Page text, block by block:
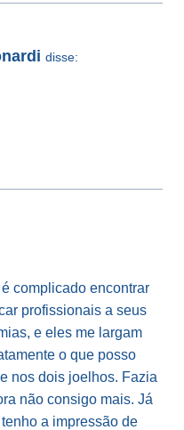
disse:
complicado encontrar
profissionais a seus
e eles me largam
o que posso
nos dois joelhos. Fazia
não consigo mais. Já
a impressão de